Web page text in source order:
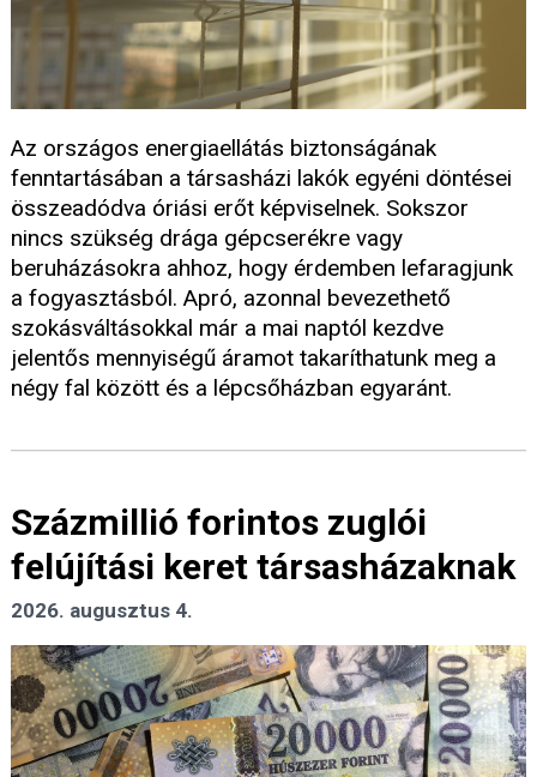
Az országos energiaellátás biztonságának
fenntartásában a társasházi lakók egyéni döntései
összeadódva óriási erőt képviselnek. Sokszor
nincs szükség drága gépcserékre vagy
beruházásokra ahhoz, hogy érdemben lefaragjunk
a fogyasztásból. Apró, azonnal bevezethető
szokásváltásokkal már a mai naptól kezdve
jelentős mennyiségű áramot takaríthatunk meg a
négy fal között és a lépcsőházban egyaránt.
Százmillió forintos zuglói
felújítási keret társasházaknak
2026. augusztus 4.